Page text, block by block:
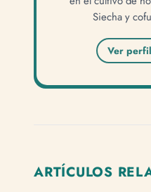
Siecha y
Ver
ARTÍCULOS